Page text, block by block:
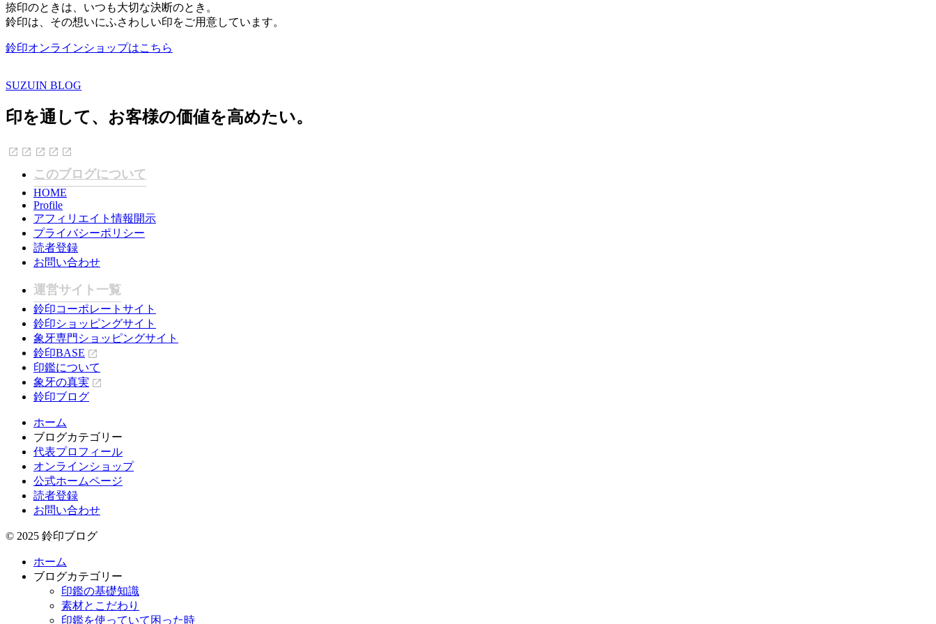
捺印のときは、いつも大切な決断のとき。
鈴印は、その想いにふさわしい印をご用意しています。
鈴印オンラインショップはこちら
SUZUIN BLOG
印を通して、お客様の価値を高めたい。
このブログについて
HOME
Profile
アフィリエイト情報開示
プライバシーポリシー
読者登録
お問い合わせ
運営サイト一覧
鈴印コーポレートサイト
鈴印ショッピングサイト
象牙専門ショッピングサイト
鈴印BASE
印鑑について
象牙の真実
鈴印ブログ
ホーム
ブログカテゴリー
代表プロフィール
オンラインショップ
公式ホームページ
読者登録
お問い合わせ
© 2025 鈴印ブログ
ホーム
ブログカテゴリー
印鑑の基礎知識
素材とこだわり
印鑑を使っていて困った時